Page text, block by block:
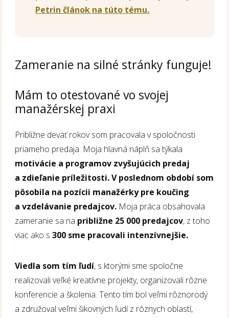
Petrin článok na túto tému.
Zameranie na silné stránky funguje!
Mám to otestované vo svojej
manažérskej praxi
Približne deväť rokov som pracovala v spoločnosti
priameho predaja. Moja hlavná náplň sa týkala
motivácie a programov zvyšujúcich predaj
a zdieľanie príležitosti. V poslednom období som
pôsobila na pozícii manažérky pre koučing
a vzdelávanie predajcov. Moja práca obsahovala
zameranie sa na približne 25 000 predajcov, z toho
viac ako s300 sme pracovali intenzívnejšie.
Viedla som tím ľudí, s ktorými sme spoločne
realizovali veľké kreatívne projekty, organizovali rôzne
konferencie a školenia. Tento tím bol veľmi rôznorodý
a združoval veľmi šikovných ľudí z rôznych oblastí,